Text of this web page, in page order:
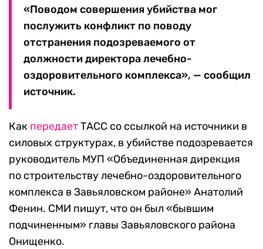
«Поводом совершения убийства мог
послужить конфликт по поводу
отстранения подозреваемого от
должности директора лечебно-
оздоровительного комплекса», — сообщил
источник.
Как передаетТАСС со ссылкой на источники в
силовых структурах, в убийстве подозревается
руководитель МУП «Объединенная дирекция
по строительству лечебно-оздоровительного
комплекса в Завьяловском районе» Анатолий
Фенин. СМИ пишут, что он был «бывшим
подчиненным» главы Завьяловского района
Онищенко.